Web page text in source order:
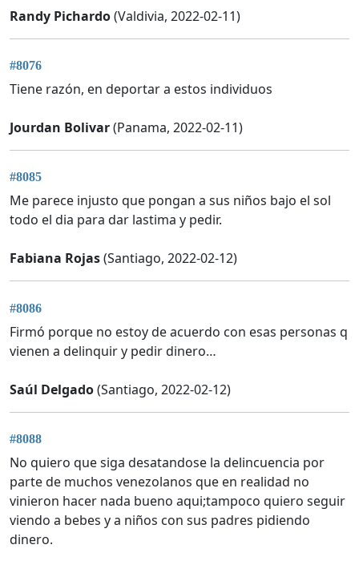
Randy Pichardo(Valdivia, 2022-02-11)
#8076
Tiene razón, en deportar a estos individuos
Jourdan Bolivar(Panama, 2022-02-11)
#8085
Me parece injusto que pongan a sus niños bajo el sol
todo el dia para dar lastima y pedir.
Fabiana Rojas(Santiago, 2022-02-12)
#8086
Firmó porque no estoy de acuerdo con esas personas q
vienen a delinquir y pedir dinero…
Saúl Delgado(Santiago, 2022-02-12)
#8088
No quiero que siga desatandose la delincuencia por
parte de muchos venezolanos que en realidad no
vinieron hacer nada bueno aqui;tampoco quiero seguir
viendo a bebes y a niños con sus padres pidiendo
dinero.